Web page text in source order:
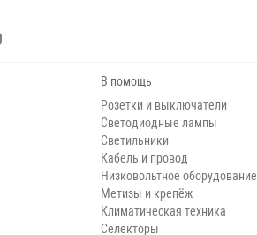
В помощь
Розетки и выключатели
Светодиодные лампы
Светильники
Кабель и провод
Низковольтное оборудование
Метизы и крепёж
Климатическая техника
Селекторы